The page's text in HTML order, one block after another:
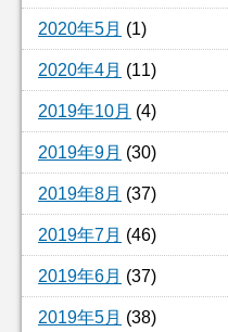
2020年5月 (1)
2020年4月 (11)
2019年10月 (4)
2019年9月 (30)
2019年8月 (37)
2019年7月 (46)
2019年6月 (37)
2019年5月 (38)